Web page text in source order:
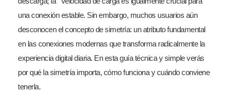
una conexión estable. Sin embargo, muchos usuarios aún
desconocen el concepto de simetría: un atributo fundamental
en las conexiones modernas que transforma radicalmente la
experiencia digital diaria. En esta guía técnica y simple verás
por qué la simetría importa, cómo funciona y cuándo conviene
tenerla.